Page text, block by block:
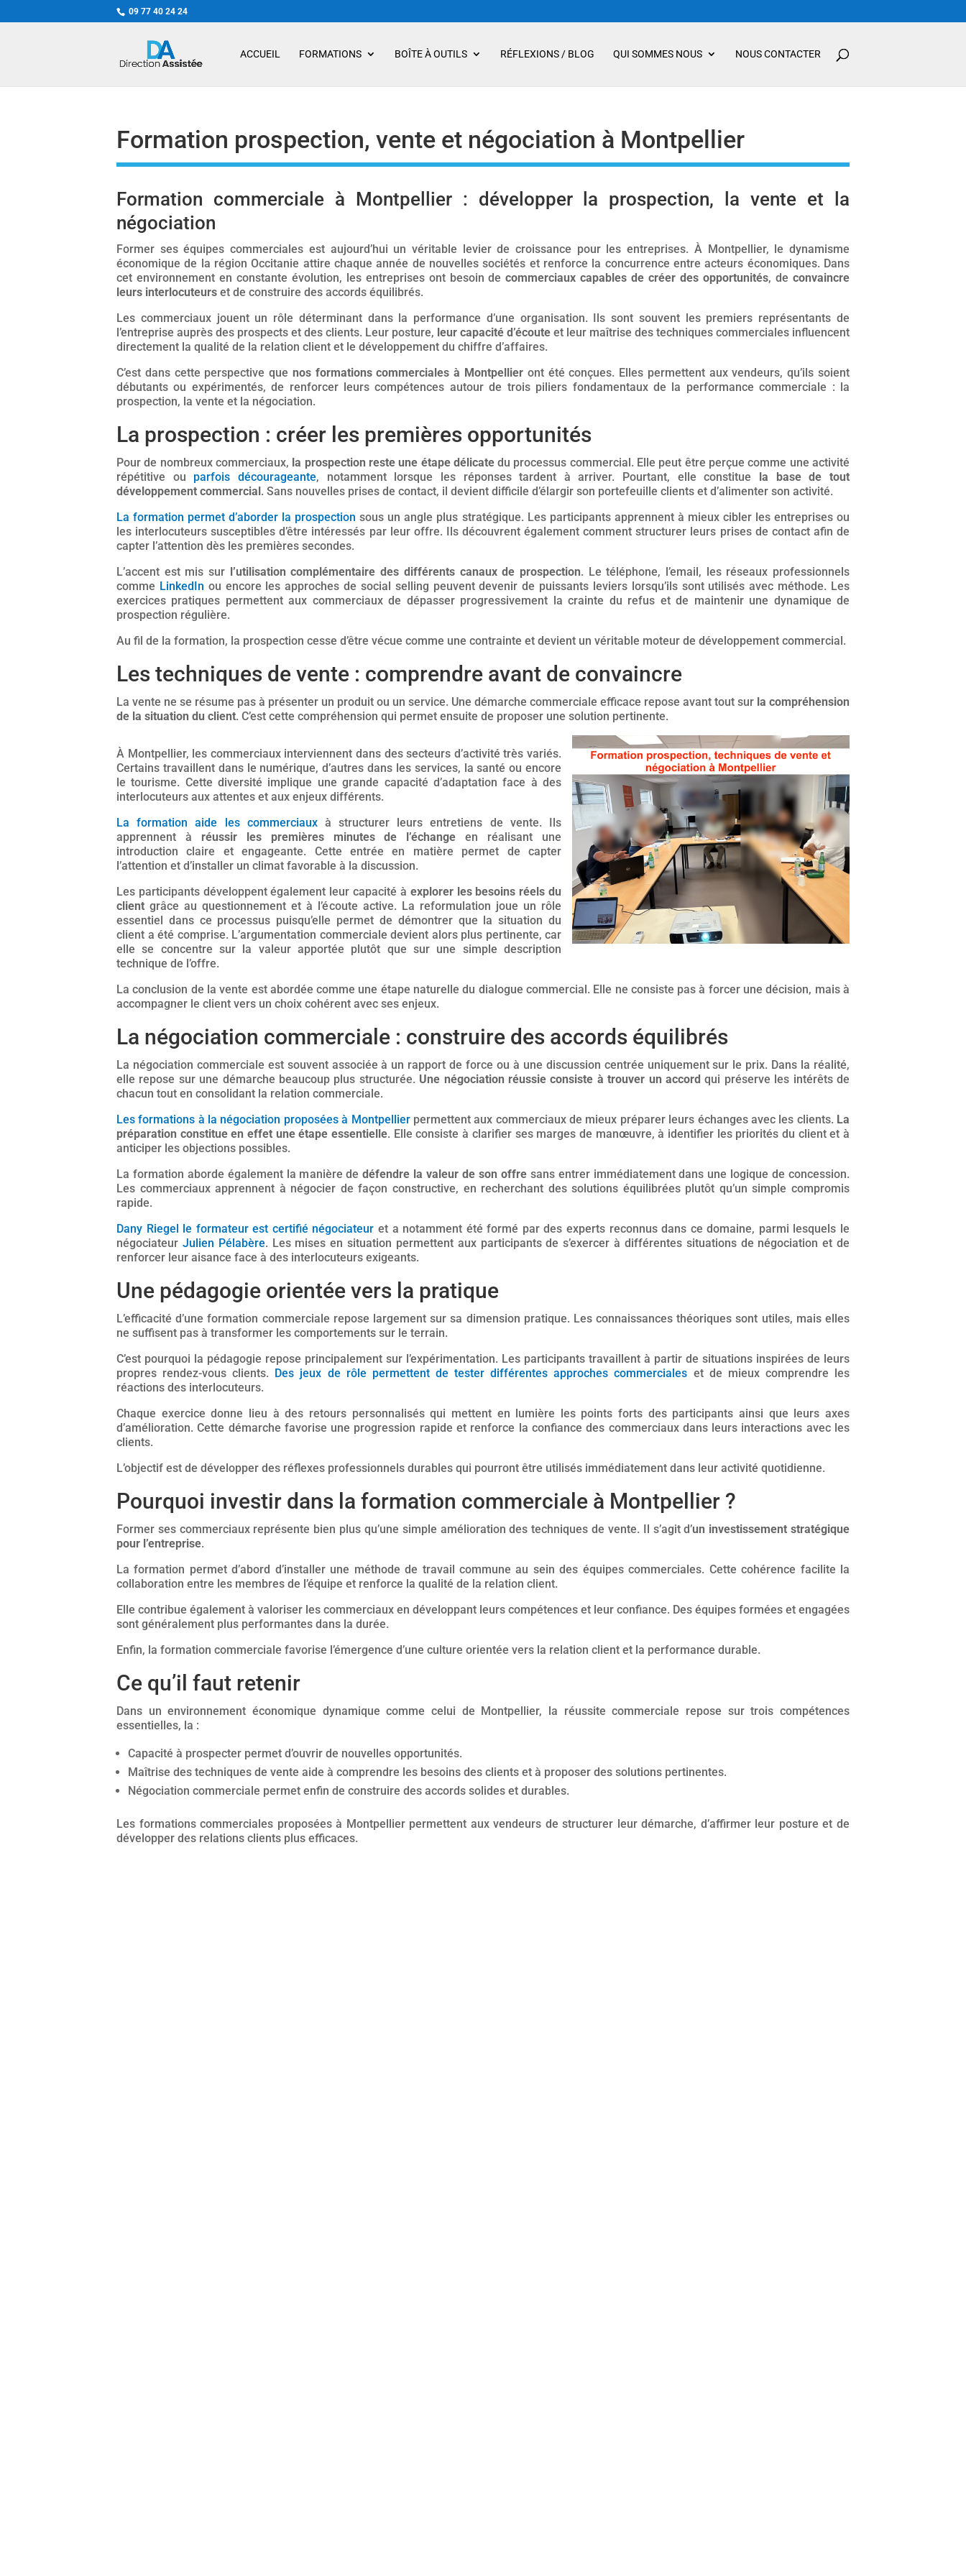
09 77 40 24 24
ACCUEIL FORMATIONS BOÎTE À OUTILS RÉFLEXIONS / BLOG QUI SOMMES NOUS NOUS CONTACTER
Formation prospection, vente et négociation à Montpellier
Formation commerciale à Montpellier : développer la prospection, la vente et la
négociation
Former ses équipes commerciales est aujourd’hui un véritable levier de croissance pour les entreprises. À Montpellier, le dynamisme
économique de la région Occitanie attire chaque année de nouvelles sociétés et renforce la concurrence entre acteurs économiques. Dans
cet environnement en constante évolution, les entreprises ont besoin decommerciaux capables de créer des opportunités, deconvaincre
leurs interlocuteurs et de construire des accords équilibrés.
Les commerciaux jouent un rôle déterminant dans la performance d’une organisation. Ils sont souvent les premiers représentants de
l’entreprise auprès des prospects et des clients. Leur posture, leur capacité d’écoute et leur maîtrise des techniques commerciales influencent
directement la qualité de la relation client et le développement du chiffre d’affaires.
C’est dans cette perspective que nos formations commerciales à Montpellier ont été conçues. Elles permettent aux vendeurs, qu’ils soient
débutants ou expérimentés, de renforcer leurs compétences autour de trois piliers fondamentaux de la performance commerciale : la
prospection, la vente et la négociation.
La prospection : créer les premières opportunités
Pour de nombreux commerciaux, la prospection reste une étape délicatedu processus commercial. Elle peut être perçue comme une activité
répétitive ou parfois décourageante, notamment lorsque les réponses tardent à arriver. Pourtant, elle constitue la base de tout
développement commercial. Sans nouvelles prises de contact, il devient difficile d’élargir son portefeuille clients et d’alimenter son activité.
La formation permet d’aborder la prospection sous un angle plus stratégique. Les participants apprennent à mieux cibler les entreprises ou
les interlocuteurs susceptibles d’être intéressés par leur offre. Ils découvrent également comment structurer leurs prises de contact afin de
capter l’attention dès les premières secondes.
L’accent est mis sur l’utilisation complémentaire des différents canaux de prospection. Le téléphone, l’email, les réseaux professionnels
comme LinkedIn ou encore les approches de social selling peuvent devenir de puissants leviers lorsqu’ils sont utilisés avec méthode. Les
exercices pratiques permettent aux commerciaux de dépasser progressivement la crainte du refus et de maintenir une dynamique de
prospection régulière.
Au fil de la formation, la prospection cesse d’être vécue comme une contrainte et devient un véritable moteur de développement commercial.
Les techniques de vente : comprendre avant de convaincre
La vente ne se résume pas à présenter un produit ou un service. Une démarche commerciale efficace repose avant tout sur la compréhension
de la situation du client. C’est cette compréhension qui permet ensuite de proposer une solution pertinente.
À Montpellier, les commerciaux interviennent dans des secteurs d’activité très variés.
Certains travaillent dans le numérique, d’autres dans les services, la santé ou encore
le tourisme. Cette diversité implique une grande capacité d’adaptation face à des
interlocuteurs aux attentes et aux enjeux différents.
La formation aide les commerciauxà structurer leurs entretiens de vente. Ils
apprennent à réussir les premières minutes de l’échange en réalisant une
introduction claire et engageante. Cette entrée en matière permet de capter
l’attention et d’installer un climat favorable à la discussion.
Les participants développent également leur capacité à explorer les besoins réels du
client grâce au questionnement et à l’écoute active. La reformulation joue un rôle
essentiel dans ce processus puisqu’elle permet de démontrer que la situation du
client a été comprise. L’argumentation commerciale devient alors plus pertinente, car
elle se concentre sur la valeur apportée plutôt que sur une simple description
technique de l’offre.
La conclusion de la vente est abordée comme une étape naturelle du dialogue commercial. Elle ne consiste pas à forcer une décision, mais à
accompagner le client vers un choix cohérent avec ses enjeux.
La négociation commerciale : construire des accords équilibrés
La négociation commerciale est souvent associée à un rapport de force ou à une discussion centrée uniquement sur le prix. Dans la réalité,
elle repose sur une démarche beaucoup plus structurée. Une négociation réussie consiste à trouver un accord qui préserve les intérêts de
chacun tout en consolidant la relation commerciale.
Les formations à la négociation proposées à Montpellierpermettent aux commerciaux de mieux préparer leurs échanges avec les clients. La
préparation constitue en effet une étape essentielle. Elle consiste à clarifier ses marges de manœuvre, à identifier les priorités du client et à
anticiper les objections possibles.
La formation aborde également la manière dedéfendre la valeur de son offresans entrer immédiatement dans une logique de concession.
Les commerciaux apprennent à négocier de façon constructive, en recherchant des solutions équilibrées plutôt qu’un simple compromis
rapide.
Dany Riegel le formateur est certifié négociateur et a notamment été formé par des experts reconnus dans ce domaine, parmi lesquels le
négociateur Julien Pélabère. Les mises en situation permettent aux participants de s’exercer à différentes situations de négociation et de
renforcer leur aisance face à des interlocuteurs exigeants.
Une pédagogie orientée vers la pratique
L’efficacité d’une formation commerciale repose largement sur sa dimension pratique. Les connaissances théoriques sont utiles, mais elles
ne suffisent pas à transformer les comportements sur le terrain.
C’est pourquoi la pédagogie repose principalement sur l’expérimentation. Les participants travaillent à partir de situations inspirées de leurs
propres rendez-vous clients. Des jeux de rôle permettent de tester différentes approches commerciales et de mieux comprendre les
réactions des interlocuteurs.
Chaque exercice donne lieu à des retours personnalisés qui mettent en lumière les points forts des participants ainsi que leurs axes
d’amélioration. Cette démarche favorise une progression rapide et renforce la confiance des commerciaux dans leurs interactions avec les
clients.
L’objectif est de développer des réflexes professionnels durables qui pourront être utilisés immédiatement dans leur activité quotidienne.
Pourquoi investir dans la formation commerciale à Montpellier ?
Former ses commerciaux représente bien plus qu’une simple amélioration des techniques de vente. Il s’agit d’un investissement stratégique
pour l’entreprise.
La formation permet d’abord d’installer une méthode de travail commune au sein des équipes commerciales. Cette cohérence facilite la
collaboration entre les membres de l’équipe et renforce la qualité de la relation client.
Elle contribue également à valoriser les commerciaux en développant leurs compétences et leur confiance. Des équipes formées et engagées
sont généralement plus performantes dans la durée.
Enfin, la formation commerciale favorise l’émergence d’une culture orientée vers la relation client et la performance durable.
Ce qu’il faut retenir
Dans un environnement économique dynamique comme celui de Montpellier, la réussite commerciale repose sur trois compétences
essentielles, la :
Capacité à prospecter permet d’ouvrir de nouvelles opportunités.
Maîtrise des techniques de vente aide à comprendre les besoins des clients et à proposer des solutions pertinentes.
Négociation commerciale permet enfin de construire des accords solides et durables.
Les formations commerciales proposées à Montpellier permettent aux vendeurs de structurer leur démarche, d’affirmer leur posture et de
développer des relations clients plus efficaces.